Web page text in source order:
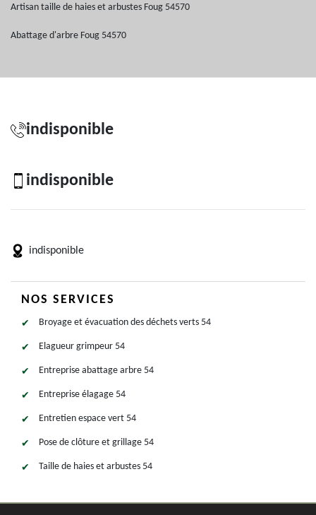
Artisan taille de haies et arbustes Foug 54570
Abattage d'arbre Foug 54570
indisponible
indisponible
indisponible
NOS SERVICES
Broyage et évacuation des déchets verts 54
Elagueur grimpeur 54
Entreprise abattage arbre 54
Entreprise élagage 54
Entretien espace vert 54
Pose de clôture et grillage 54
Taille de haies et arbustes 54